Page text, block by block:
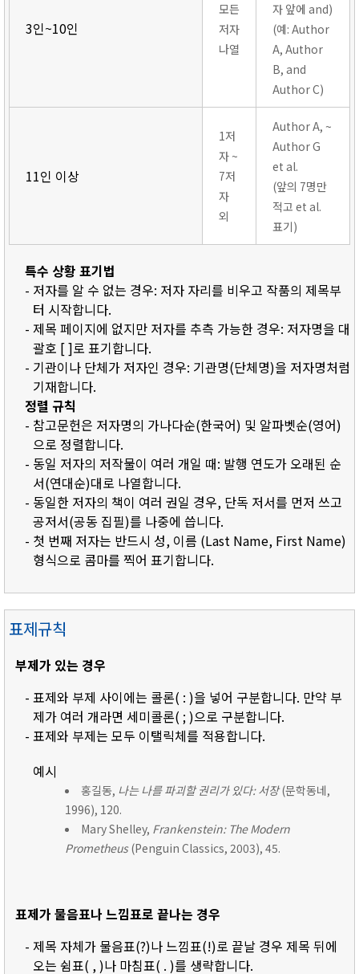
3인~10인
모든
저자
나열
자 앞에 and)
(예: Author
A, Author
B, and
Author C)
11인 이상
1저
자 ~
7저
자
외
Author A, ~
Author G
et al.
(앞의 7명만
적고 et al.
표기)
특수 상황 표기법
- 저자를 알 수 없는 경우: 저자 자리를 비우고 작품의 제목부
터 시작합니다.
- 제목 페이지에 없지만 저자를 추측 가능한 경우: 저자명을 대
괄호 [ ]로 표기합니다.
- 기관이나 단체가 저자인 경우: 기관명(단체명)을 저자명처럼
기재합니다.
정렬 규칙
- 참고문헌은 저자명의 가나다순(한국어) 및 알파벳순(영어)
으로 정렬합니다.
- 동일 저자의 저작물이 여러 개일 때: 발행 연도가 오래된 순
서(연대순)대로 나열합니다.
- 동일한 저자의 책이 여러 권일 경우, 단독 저서를 먼저 쓰고
공저서(공동 집필)를 나중에 씁니다.
- 첫 번째 저자는 반드시 성, 이름 (Last Name, First Name)
형식으로 콤마를 찍어 표기합니다.
표제규칙
부제가 있는 경우
- 표제와 부제 사이에는 콜론( : )을 넣어 구분합니다. 만약 부
제가 여러 개라면 세미콜론( ; )으로 구분합니다.
- 표제와 부제는 모두 이탤릭체를 적용합니다.
예시
홍길동, 나는 나를 파괴할 권리가 있다: 서장(문학동네,
1996), 120.
Mary Shelley, Frankenstein: The Modern
Prometheus(Penguin Classics, 2003), 45.
표제가 물음표나 느낌표로 끝나는 경우
- 제목 자체가 물음표(?)나 느낌표(!)로 끝날 경우 제목 뒤에
오는 쉼표( , )나 마침표( . )를 생략합니다.